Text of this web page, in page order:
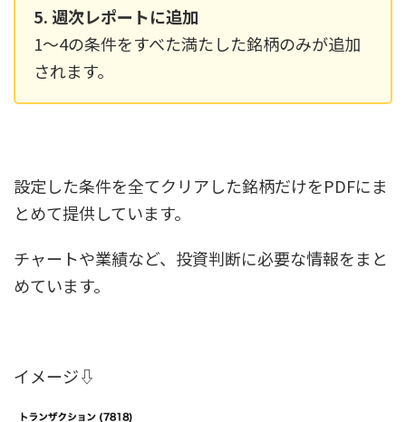
5. 週次レポートに追加
1〜4の条件をすべた満たした銘柄のみが追加
されます。
設定した条件を全てクリアした銘柄だけをPDFにま
とめて提供しています。
チャートや業績など、投資判断に必要な情報をまと
めています。
イメージ⇩